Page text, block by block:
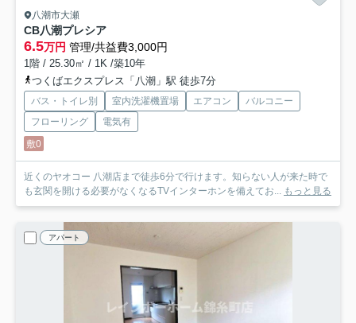
八潮市大瀬
CB八潮プレシア
6.5万円 管理/共益費3,000円
1階 / 25.30㎡ / 1K /築10年
つくばエクスプレス「八潮」駅 徒歩7分
バス・トイレ別 室内洗濯機置場 エアコン
バルコニー
フローリング
電気有
敷0
近くのヤオコー 八潮店まで徒歩6分で行けます。知らない人が来た時で
も玄関を開ける必要がなくなるTVインターホンを備えてお... もっと見る
アパート